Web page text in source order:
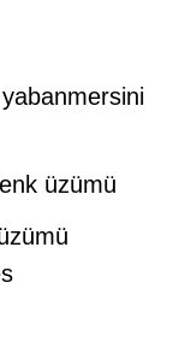
yabanmersini
üzümü